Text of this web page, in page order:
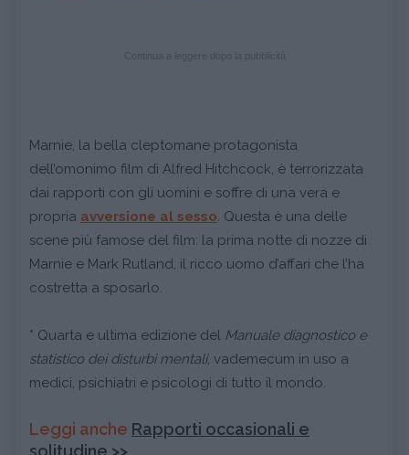
Marnie, la bella cleptomane protagonista
dell’omonimo film di Alfred Hitchcock, è terrorizzata
dai rapporti con gli uomini e soffre di una vera e
propria avversione al sesso. Questa è una delle
scene più famose del film: la prima notte di nozze di
Marnie e Mark Rutland, il ricco uomo d’affari che l’ha
costretta a sposarlo.
* Quarta e ultima edizione del Manuale diagnostico e
statistico dei disturbi mentali, vademecum in uso a
medici, psichiatri e psicologi di tutto il mondo.
Leggi anche Rapporti occasionali e
solitudine >>